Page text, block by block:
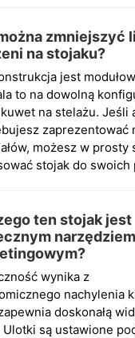
zmniejszyć
na stojaku?
jest
to na dowolną
na stelażu. Jeśli
zaprezentować
możesz w prosty
stojak do swoich
ten stojak jest
narzędziem
wynika z
nachylenia
doskonałą
są ustawione